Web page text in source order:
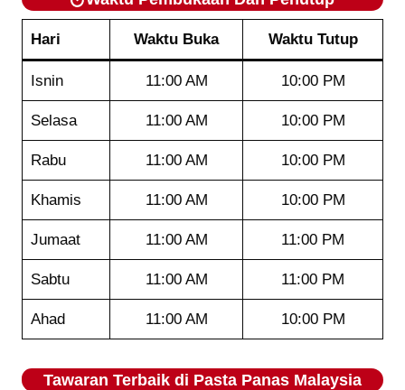
Hari Waktu Buka Waktu Tutup
Isnin 11:00 AM 10:00 PM
Selasa 11:00 AM 10:00 PM
Rabu 11:00 AM 10:00 PM
Khamis 11:00 AM 10:00 PM
Jumaat 11:00 AM 11:00 PM
Sabtu 11:00 AM 11:00 PM
Ahad 11:00 AM 10:00 PM
Tawaran Terbaik di Pasta Panas Malaysia